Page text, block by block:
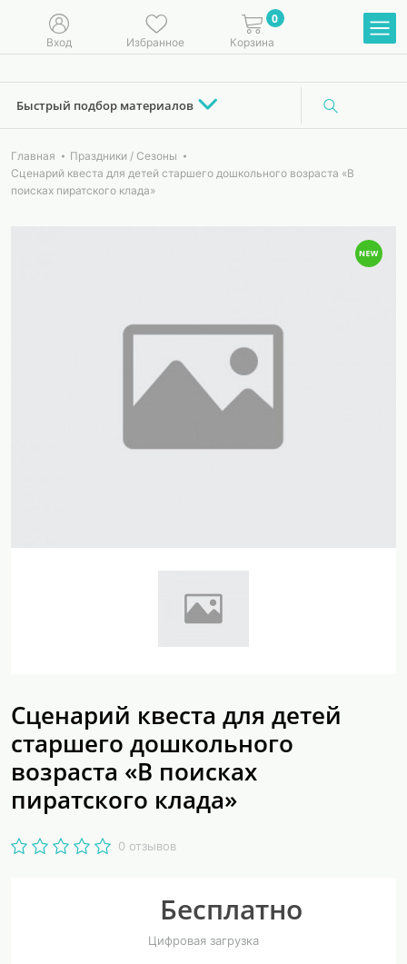
Вход Избранное
0
Корзина
Быстрый подбор материалов
Главная
Праздники / Сезоны
Сценарий квеста для детей старшего дошкольного возраста «В
поисках пиратского клада»
Сценарий квеста для детей
старшего дошкольного
возраста «В поисках
пиратского клада»
0 отзывов
Бесплатно
Цифровая загрузка